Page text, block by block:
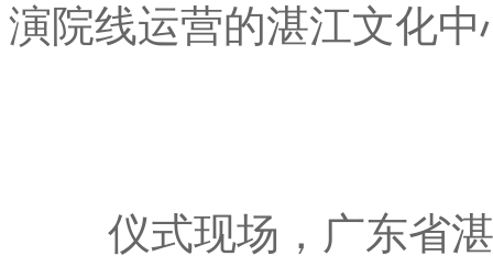
演院线运营的湛江文化
仪式现场，广东省湛